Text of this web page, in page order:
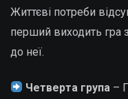
Життєві потреби
перший виходить гра
до неї.
Четверта група –